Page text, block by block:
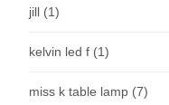
jill (1)
kelvin led f (1)
miss k table lamp (7)